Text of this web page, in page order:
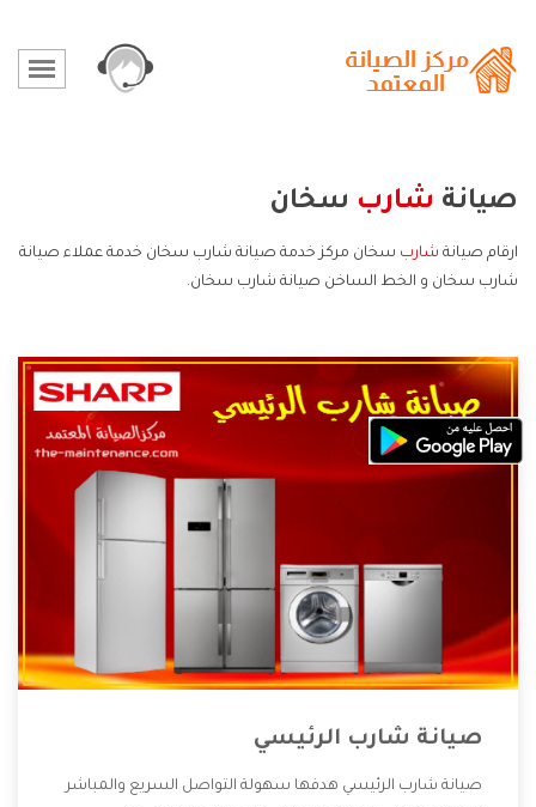
صيانة شارب سخان
ارقام صيانة شارب سخان مركز خدمة صيانة شارب سخان خدمة عملاء صيانة
شارب سخان و الخط الساخن صيانة شارب سخان.
صيانة شارب الرئيسي
صيانة شارب الرئيسي هدفها سهولة التواصل السريع والمباشر